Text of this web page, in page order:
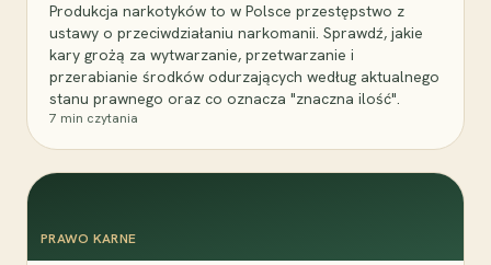
Produkcja narkotyków to w Polsce przestępstwo z
ustawy o przeciwdziałaniu narkomanii. Sprawdź, jakie
kary grożą za wytwarzanie, przetwarzanie i
przerabianie środków odurzających według aktualnego
stanu prawnego oraz co oznacza "znaczna ilość".
7 min czytania
PRAWO KARNE